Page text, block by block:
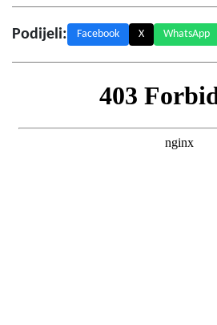
Podijeli: Facebook X WhatsApp